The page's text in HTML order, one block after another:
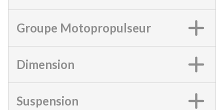
Groupe Motopropulseur
Dimension
Suspension